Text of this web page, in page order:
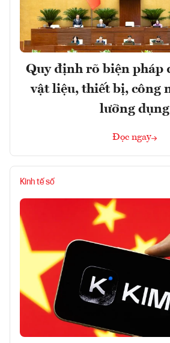
Quy định rõ biện pháp
vật liệu, thiết bị, công
lưỡng dụng
Đọc ngay
Kinh tế số